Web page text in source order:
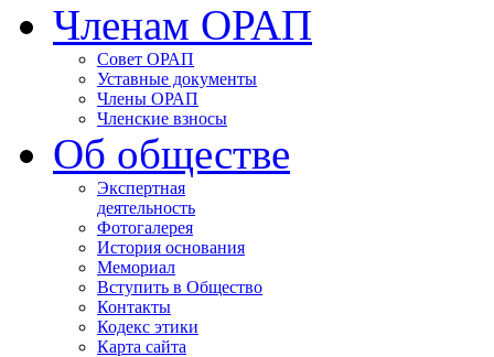
Членам ОРАП
Совет ОРАП
Уставные документы
Члены ОРАП
Членские взносы
Об обществе
Экспертная
деятельность
Фотогалерея
История основания
Мемориал
Вступить в Общество
Контакты
Кодекс этики
Карта сайта